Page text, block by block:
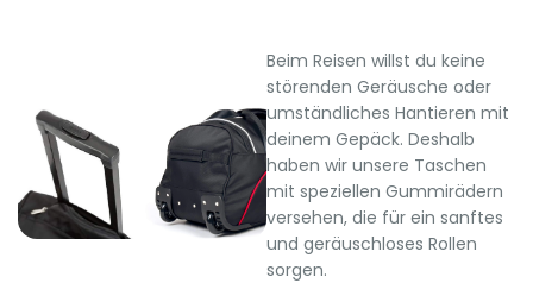
Beim Reisen willst du keine
störenden Geräusche oder
umständliches Hantieren mit
deinem Gepäck. Deshalb
haben wir unsere Taschen
mit speziellen Gummirädern
versehen, die für ein sanftes
und geräuschloses Rollen
sorgen.